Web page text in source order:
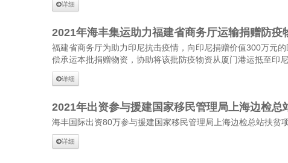
详细
2021年海丰集运助力福建省商务厅运输捐赠防疫
福建省商务厅为助力印尼抗击疫情，向印尼捐赠价值300万元
偿承运本批捐赠物资，协助将该批防疫物资从厦门港运抵至
详细
2021年出资参与援建国家移民管理局上海边检
海丰国际出资80万参与援建国家移民管理局上海边检总站扶贫
详细